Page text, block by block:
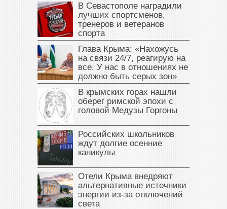
В Севастополе наградили
лучших спортсменов,
тренеров и ветеранов
спорта
Глава Крыма: «Нахожусь
на связи 24/7, реагирую на
все. У нас в отношениях не
должно быть серых зон»
В крымских горах нашли
оберег римской эпохи с
головой Медузы Горгоны
Российских школьников
ждут долгие осенние
каникулы
Отели Крыма внедряют
альтернативные источники
энергии из-за отключений
света